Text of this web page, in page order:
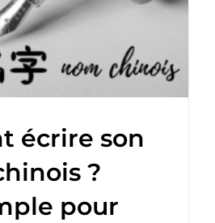
écrire son
?
pour